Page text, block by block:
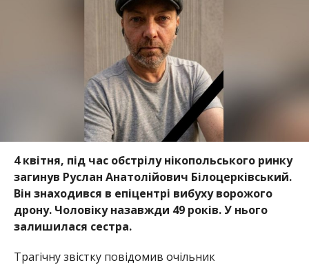
4 квітня, під час обстрілу нікопольського ринку
загинув Руслан Анатолійович Білоцерківський.
Він знаходився в епіцентрі вибуху ворожого
дрону. Чоловіку назавжди 49 років. У нього
залишилася сестра.
Трагічну звістку повідомив очільник